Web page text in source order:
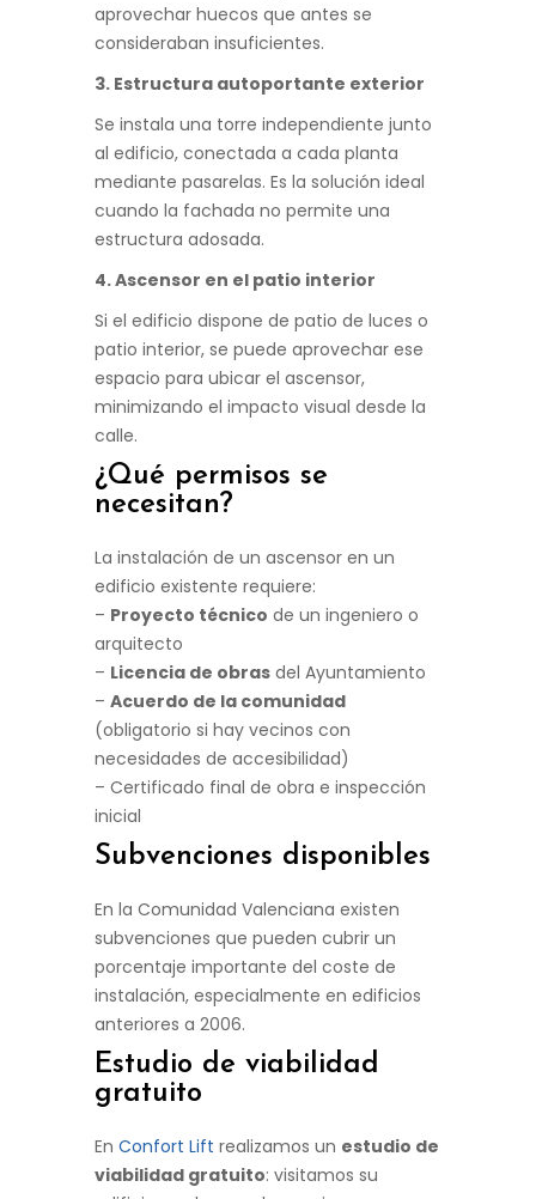
aprovechar huecos que antes se
consideraban insuficientes.
3. Estructura autoportante exterior
Se instala una torre independiente junto
al edificio, conectada a cada planta
mediante pasarelas. Es la solución ideal
cuando la fachada no permite una
estructura adosada.
4. Ascensor en el patio interior
Si el edificio dispone de patio de luces o
patio interior, se puede aprovechar ese
espacio para ubicar el ascensor,
minimizando el impacto visual desde la
calle.
¿Qué permisos se
necesitan?
La instalación de un ascensor en un
edificio existente requiere:
– Proyecto técnico de un ingeniero o
arquitecto
– Licencia de obras del Ayuntamiento
– Acuerdo de la comunidad
(obligatorio si hay vecinos con
necesidades de accesibilidad)
– Certificado final de obra e inspección
inicial
Subvenciones disponibles
En la Comunidad Valenciana existen
subvenciones que pueden cubrir un
porcentaje importante del coste de
instalación, especialmente en edificios
anteriores a 2006.
Estudio de viabilidad
gratuito
En Confort Lift realizamos un estudio de
viabilidad gratuito: visitamos su